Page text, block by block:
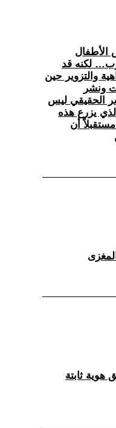
الأطفال
لكنه قد
والتزوير حين
ونشر
الحقيقي ليس
يزرع هذه
أن
هوية ثابتة